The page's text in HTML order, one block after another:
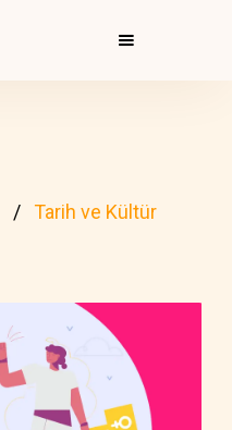
Tarih ve Kültür